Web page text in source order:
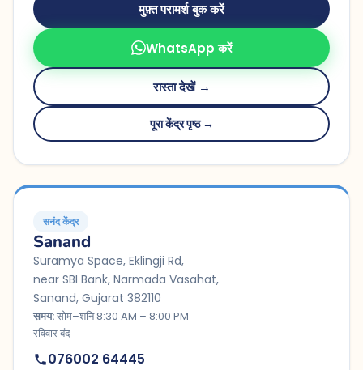
मुफ़्त परामर्श बुक करें
WhatsApp करें
रास्ता देखें →
पूरा केंद्र पृष्ठ →
सनंद केंद्र
Sanand
Suramya Space, Eklingji Rd,
near SBI Bank, Narmada Vasahat,
Sanand, Gujarat 382110
समय:सोम–शनि 8:30 AM – 8:00 PM
रविवार बंद
076002 64445